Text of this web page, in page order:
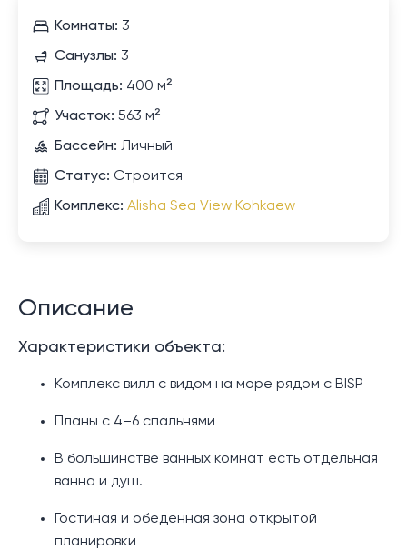
Комнаты: 3
Санузлы: 3
Площадь: 400 м²
Участок: 563 м²
Бассейн: Личный
Статус: Строится
Комплекс: Alisha Sea View Kohkaew
Описание
Характеристики объекта:
Комплекс вилл с видом на море рядом с BISP
Планы с 4–6 спальнями
В большинстве ванных комнат есть отдельная
ванна и душ.
Гостиная и обеденная зона открытой
планировки